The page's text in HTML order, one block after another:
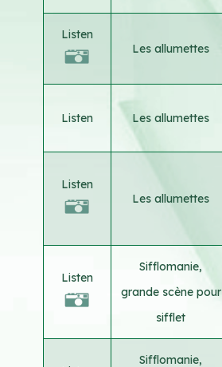
Listen
Les allumettes
Listen Les allumettes
Listen
Les allumettes
Listen
Sifflomanie,
grande scène pour
sifflet
Sifflomanie,